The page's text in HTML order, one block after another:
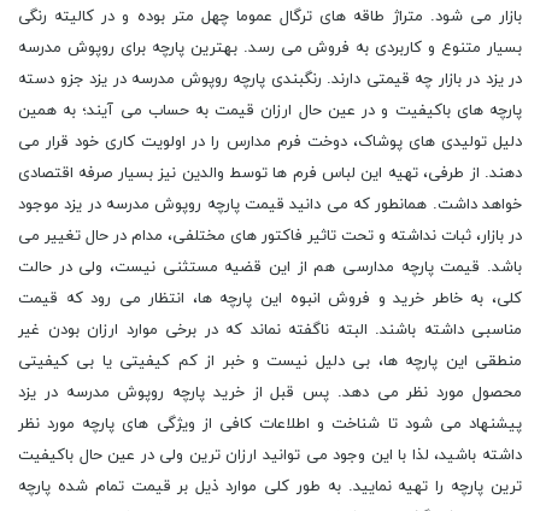
بازار می شود. متراژ طاقه های ترگال عموما چهل متر بوده و در کالیته رنگی
بسیار متنوع و کاربردی به فروش می رسد. بهترین پارچه برای روپوش مدرسه
در یزد در بازار چه قیمتی دارند. رنگبندی پارچه روپوش مدرسه در یزد جزو دسته
پارچه های باکیفیت و در عین حال ارزان قیمت به حساب می آیند؛ به همین
دلیل تولیدی های پوشاک، دوخت فرم مدارس را در اولویت کاری خود قرار می
دهند. از طرفی، تهیه این لباس فرم ها توسط والدین نیز بسیار صرفه اقتصادی
خواهد داشت. همانطور که می دانید قیمت پارچه روپوش مدرسه در یزد موجود
در بازار، ثبات نداشته و تحت تاثیر فاکتور های مختلفی، مدام در حال تغییر می
باشد. قیمت پارچه مدارسی هم از این قضیه مستثنی نیست، ولی در حالت
کلی، به خاطر خرید و فروش انبوه این پارچه ها، انتظار می رود که قیمت
مناسبی داشته باشند. البته ناگفته نماند که در برخی موارد ارزان بودن غیر
منطقی این پارچه ها، بی دلیل نیست و خبر از کم کیفیتی یا بی کیفیتی
محصول مورد نظر می دهد. پس قبل از خرید پارچه روپوش مدرسه در یزد
پیشنهاد می شود تا شناخت و اطلاعات کافی از ویژگی های پارچه مورد نظر
داشته باشید، لذا با این وجود می توانید ارزان ترین ولی در عین حال باکیفیت
ترین پارچه را تهیه نمایید. به طور کلی موارد ذیل بر قیمت تمام شده پارچه